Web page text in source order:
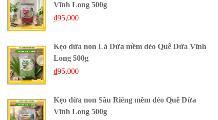
Vĩnh Long 500g
₫95,000
Kẹo dừa non Lá Dứa mềm dẻo Quê Dừa Vĩnh
Long 500g
₫95,000
Kẹo dừa non Sầu Riêng mềm dẻo Quê Dừa
Vĩnh Long 500g